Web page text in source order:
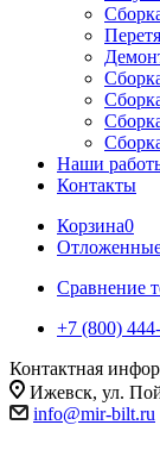
Наши
Контакты
Корзина0
Сравнение
+7 (800)
Контактная
Ижевск, ул.
info@mir-bilt.ru